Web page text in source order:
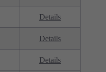
Details
Details
Details